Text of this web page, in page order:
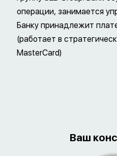
операции, занимается
Банку принадлежит
(работает в
MasterCard)
Ваш